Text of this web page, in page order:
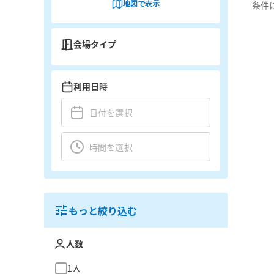
条件
地図で表示
会場タイプ
利用日時
もっと絞り込む
人数
1人